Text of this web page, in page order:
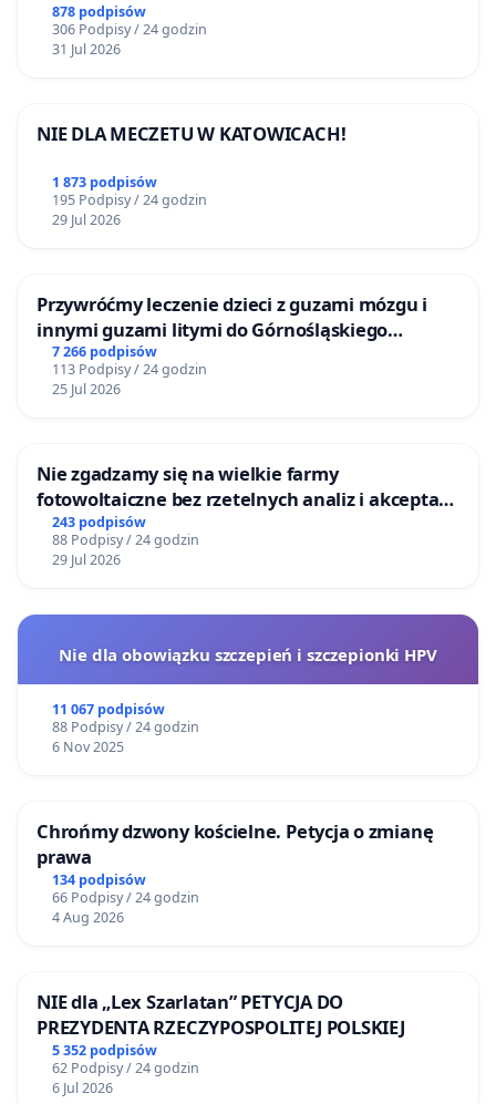
878 podpisów
306 Podpisy / 24 godzin
31 Jul 2026
NIE DLA MECZETU W KATOWICACH!
1 873 podpisów
195 Podpisy / 24 godzin
29 Jul 2026
Przywróćmy leczenie dzieci z guzami mózgu i
innymi guzami litymi do Górnośląskiego
Centrum Zdrowia Dziecka w Katowicach
7 266 podpisów
113 Podpisy / 24 godzin
25 Jul 2026
Nie zgadzamy się na wielkie farmy
fotowoltaiczne bez rzetelnych analiz i akceptacji
mieszkańców
243 podpisów
88 Podpisy / 24 godzin
29 Jul 2026
Nie dla obowiązku szczepień i szczepionki HPV
11 067 podpisów
88 Podpisy / 24 godzin
6 Nov 2025
Chrońmy dzwony kościelne. Petycja o zmianę
prawa
134 podpisów
66 Podpisy / 24 godzin
4 Aug 2026
NIE dla „Lex Szarlatan” PETYCJA DO
PREZYDENTA RZECZYPOSPOLITEJ POLSKIEJ
5 352 podpisów
62 Podpisy / 24 godzin
6 Jul 2026